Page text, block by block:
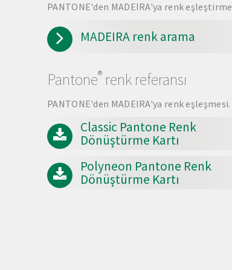
PANTONE'den MADEIRA'ya renk eşleştirme
MADEIRA renk arama
Pantone® renk referansı
PANTONE'den MADEIRA'ya renk eşleşmesi.
Classic Pantone Renk
Dönüştürme Kartı
Polyneon Pantone Renk
Dönüştürme Kartı